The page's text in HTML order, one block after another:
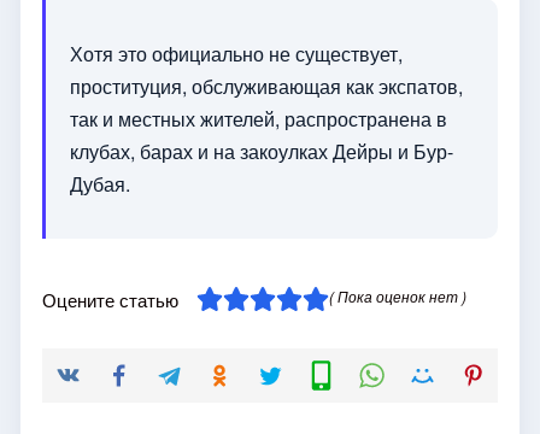
Хотя это официально не существует,
проституция, обслуживающая как экспатов,
так и местных жителей, распространена в
клубах, барах и на закоулках Дейры и Бур-
Дубая.
Оцените статью ( Пока оценок нет )